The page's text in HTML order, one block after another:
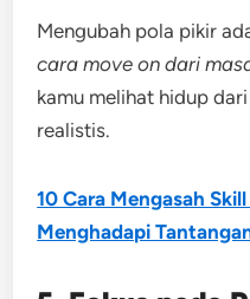
Mengubah pola pikir
cara move on dari
kamu melihat hidup
realistis.
10 Cara Mengasah
Menghadapi